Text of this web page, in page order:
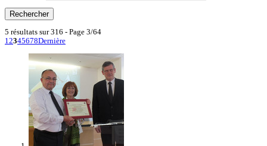
5 résultats sur 316 - Page 3/64
12345678Dernière